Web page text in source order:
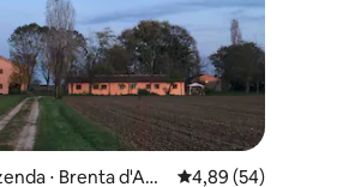
de 5, 51 avaliações
⋅ Brenta d'Abb
4,89 de uma
4,89 (54)